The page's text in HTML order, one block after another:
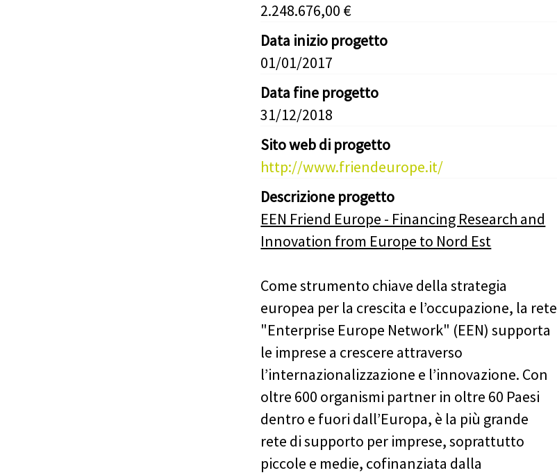
2.248.676,00 €
Data inizio progetto
01/01/2017
Data fine progetto
31/12/2018
Sito web di progetto
http://www.friendeurope.it/
Descrizione progetto
EEN Friend Europe - Financing Research and
Innovation from Europe to Nord Est
Come strumento chiave della strategia
europea per la crescita e l’occupazione, la rete
"Enterprise Europe Network" (EEN) supporta
le imprese a crescere attraverso
l’internazionalizzazione e l’innovazione. Con
oltre 600 organismi partner in oltre 60 Paesi
dentro e fuori dall’Europa, è la più grande
rete di supporto per imprese, soprattutto
piccole e medie, cofinanziata dalla